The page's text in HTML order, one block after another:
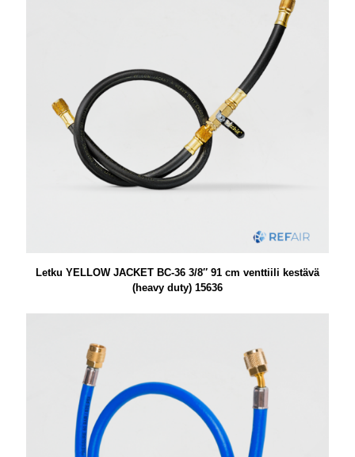
Letku YELLOW JACKET BC-36 3/8″ 91 cm venttiili kestävä
(heavy duty) 15636